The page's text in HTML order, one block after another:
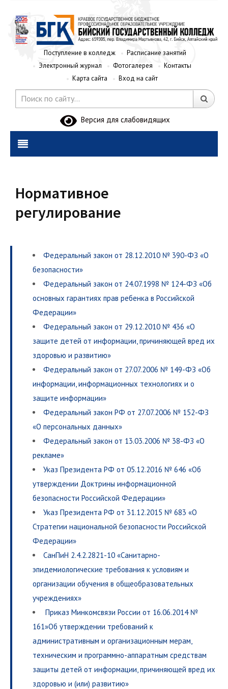
Поступление в колледж
Расписание занятий
Электронный журнал
Фотогалерея
Контакты
Карта сайта
Вход на сайт
Версия для слабовидящих
Нормативное
регулирование
Федеральный закон от 28.12.2010 № 390-ФЗ «О
безопасности»
Федеральный закон от 24.07.1998 № 124-ФЗ «Об
основных гарантиях прав ребенка в Российской
Федерации»
Федеральный закон от 29.12.2010 № 436 «О
защите детей от информации, причиняющей вред их
здоровью и развитию»
Федеральный закон от 27.07.2006 № 149-ФЗ «Об
информации, информационных технологиях и о
защите информации»
Федеральный закон РФ от 27.07.2006 № 152-ФЗ
«О персональных данных»
Федеральный закон от 13.03.2006 № 38-ФЗ «О
рекламе»
Указ Президента РФ от 05.12.2016 № 646 «Об
утверждении Доктрины информационной
безопасности Российской Федерации»
Указ Президента РФ от 31.12.2015 № 683 «О
Стратегии национальной безопасности Российской
Федерации»
СанПиН 2.4.2.2821-10 «Санитарно-
эпидемиологические требования к условиям и
организации обучения в общеобразовательных
учреждениях»
Приказ Минкомсвязи России от 16.06.2014 №
161»Об утверждении требований к
административным и организационным мерам,
техническим и программно-аппаратным средствам
защиты детей от информации, причиняющей вред их
здоровью и (или) развитию»